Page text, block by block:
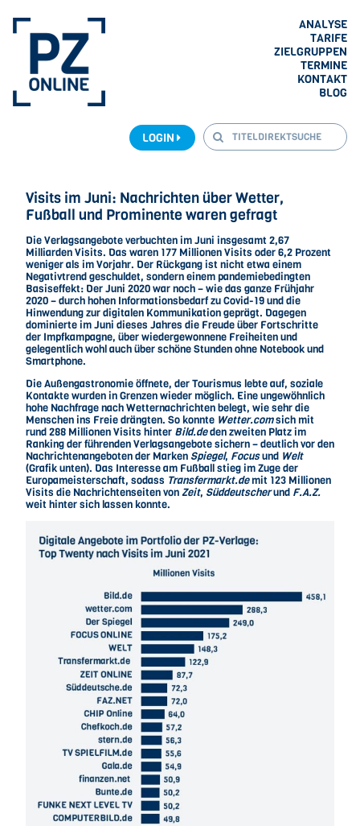
ANALYSE
TARIFE
ZIELGRUPPEN
TERMINE
KONTAKT
BLOG
LOGIN
Visits im Juni: Nachrichten über Wetter,
Fußball und Prominente waren gefragt
Die Verlagsangebote verbuchten im Juni insgesamt 2,67
Milliarden Visits. Das waren 177 Millionen Visits oder 6,2 Prozent
weniger als im Vorjahr. Der Rückgang ist nicht etwa einem
Negativtrend geschuldet, sondern einem pandemiebedingten
Basiseffekt: Der Juni 2020 war noch – wie das ganze Frühjahr
2020 – durch hohen Informationsbedarf zu Covid-19 und die
Hinwendung zur digitalen Kommunikation geprägt. Dagegen
dominierte im Juni dieses Jahres die Freude über Fortschritte
der Impfkampagne, über wiedergewonnene Freiheiten und
gelegentlich wohl auch über schöne Stunden ohne Notebook und
Smartphone.
Die Außengastronomie öffnete, der Tourismus lebte auf, soziale
Kontakte wurden in Grenzen wieder möglich. Eine ungewöhnlich
hohe Nachfrage nach Wetternachrichten belegt, wie sehr die
Menschen ins Freie drängten. So konnte Wetter.comsich mit
rund 288 Millionen Visits hinter Bild.deden zweiten Platz im
Ranking der führenden Verlagsangebote sichern – deutlich vor den
Nachrichtenangeboten der Marken Spiegel, Focusund Welt
(Grafik unten). Das Interesse am Fußball stieg im Zuge der
Europameisterschaft, sodass Transfermarkt.demit 123 Millionen
Visits die Nachrichtenseiten vonZeit, Süddeutscherund F.A.Z.
weit hinter sich lassen konnte.